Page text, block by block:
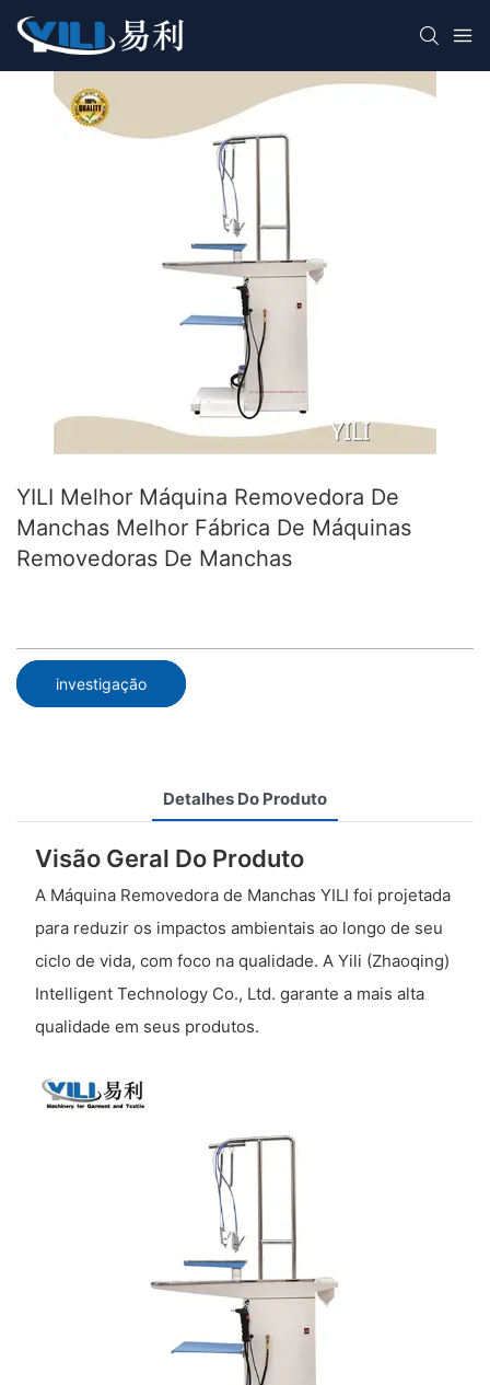
YILI Melhor Máquina Removedora De
Manchas Melhor Fábrica De Máquinas
Removedoras De Manchas
investigação
Detalhes Do Produto
Visão Geral Do Produto
A Máquina Removedora de Manchas YILI foi projetada
para reduzir os impactos ambientais ao longo de seu
ciclo de vida, com foco na qualidade. A Yili (Zhaoqing)
Intelligent Technology Co., Ltd. garante a mais alta
qualidade em seus produtos.